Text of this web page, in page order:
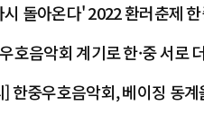
돌아온다' 2022 환러춘제
호음악회 계기로 한·중 서로
한중우호음악회, 베이징 동